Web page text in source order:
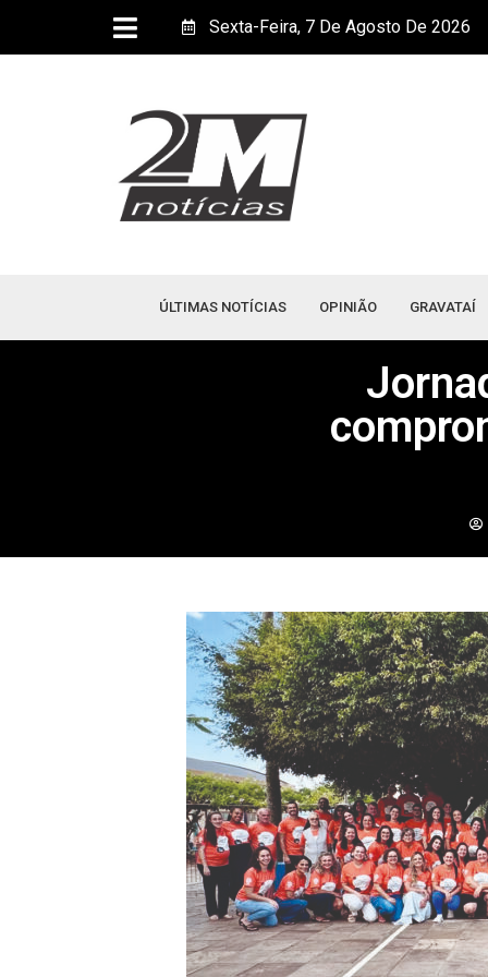
Sexta-Feira, 7 De Agosto De 2026
ÚLTIMAS NOTÍCIAS OPINIÃO GRAVATAÍ